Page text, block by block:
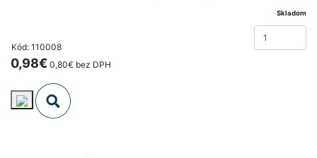
Kód: 110008
Skladom
0,98€ 0,80€ bez DPH